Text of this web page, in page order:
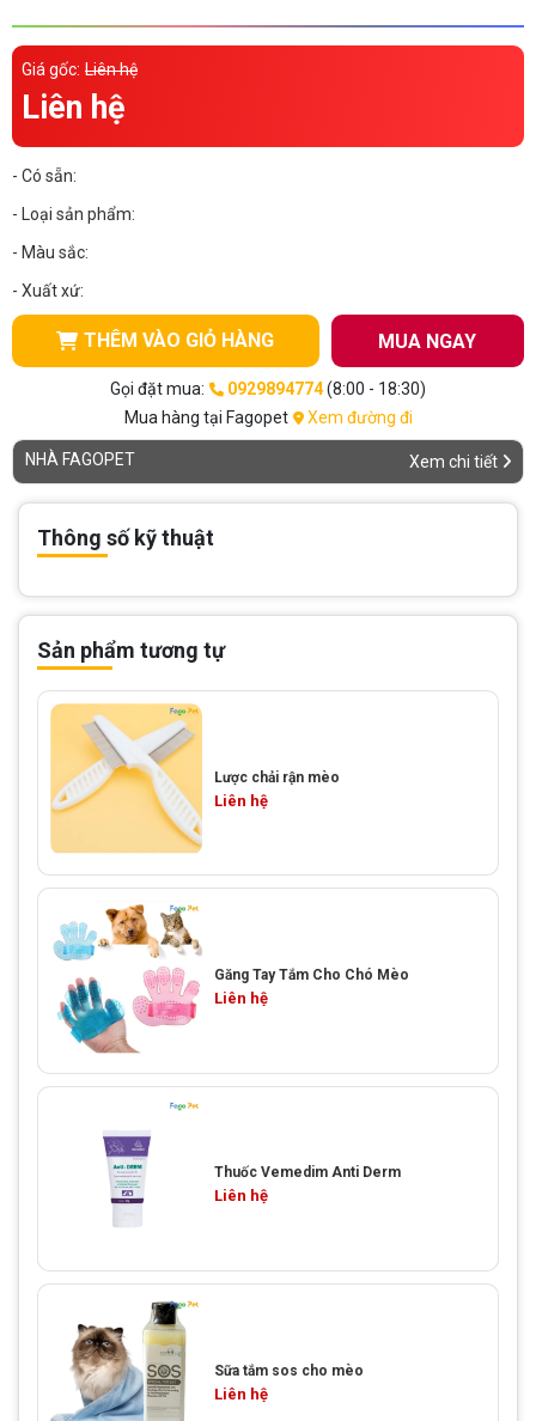
spa cho thú cưng
CHÍNH SÁCH
Chính sách mua hàng
Chính sách bảo hành
Chính sách đổi trả
0929894774
Giá gốc: Liên hệ
Liên hệ
- Có sẵn:
- Loại sản phẩm:
- Màu sắc:
- Xuất xứ:
THÊM VÀO GIỎ HÀNG MUA NGAY
Gọi đặt mua: 0929894774(8:00 - 18:30)
Mua hàng tại Fagopet
Xem đường đi
NHÀ FAGOPET Xem chi tiết
Thông số kỹ thuật
Sản phẩm tương tự
Lược chải rận mèo
Liên hệ
Găng Tay Tắm Cho Chó Mèo
Liên hệ
Thuốc Vemedim Anti Derm
Liên hệ
Sữa tắm sos cho mèo
Liên hệ